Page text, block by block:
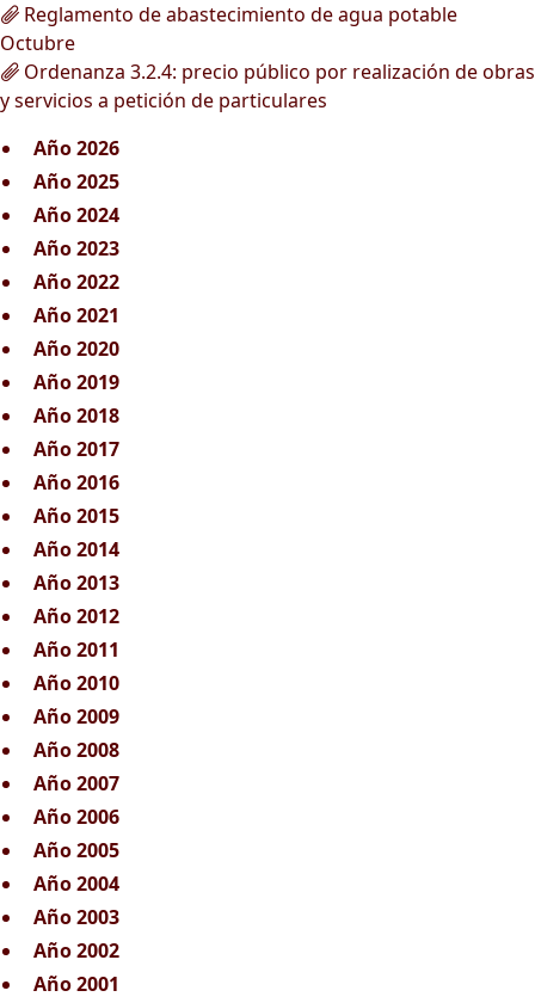
Reglamento de abastecimiento de agua potable
Octubre
Ordenanza 3.2.4: precio público por realización de obras
y servicios a petición de particulares
Año 2026
Año 2025
Año 2024
Año 2023
Año 2022
Año 2021
Año 2020
Año 2019
Año 2018
Año 2017
Año 2016
Año 2015
Año 2014
Año 2013
Año 2012
Año 2011
Año 2010
Año 2009
Año 2008
Año 2007
Año 2006
Año 2005
Año 2004
Año 2003
Año 2002
Año 2001